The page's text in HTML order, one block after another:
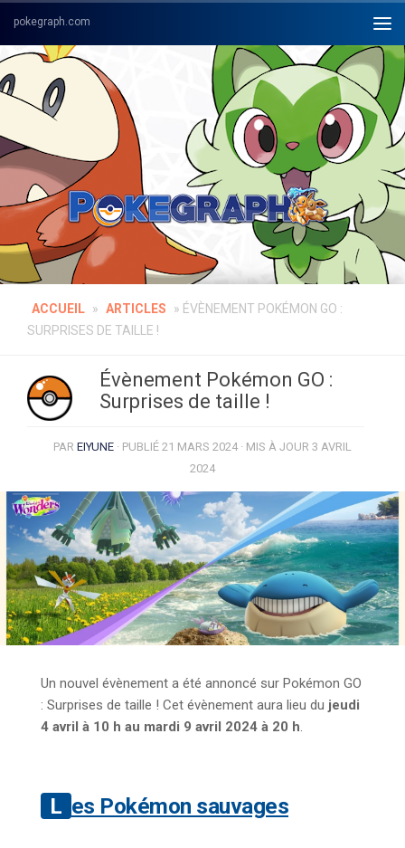
Skip to content
ACCUEIL » ARTICLES » ÉVÈNEMENT POKÉMON GO :
SURPRISES DE TAILLE !
Évènement Pokémon GO :
Surprises de taille !
PAR EIYUNE · PUBLIÉ 21 MARS 2024· MIS À JOUR 3 AVRIL
2024
Un nouvel évènement a été annoncé sur Pokémon GO
: Surprises de taille ! Cet évènement aura lieu du jeudi
4 avril à 10 h au mardi 9 avril 2024 à 20 h.
Les Pokémon sauvages